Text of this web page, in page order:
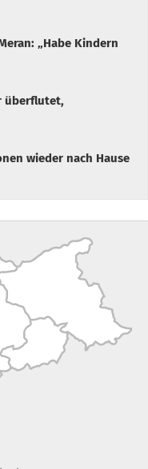
überflutet,
wieder nach Hause